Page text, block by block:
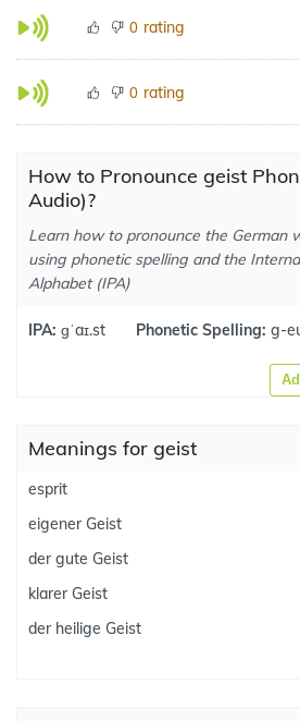
0 rating
0 rating
How to Pronounce geist
Audio)?
Learn how to pronounce the German
using phonetic spelling and the
Alphabet (IPA)
IPA: ɡˈaɪ.st Phonetic Spelling: g-
Meanings for geist
esprit
eigener Geist
der gute Geist
klarer Geist
der heilige Geist